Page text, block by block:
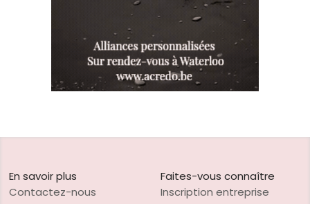
En savoir plus
Contactez-nous
Faites-vous connaître
Inscription entreprise